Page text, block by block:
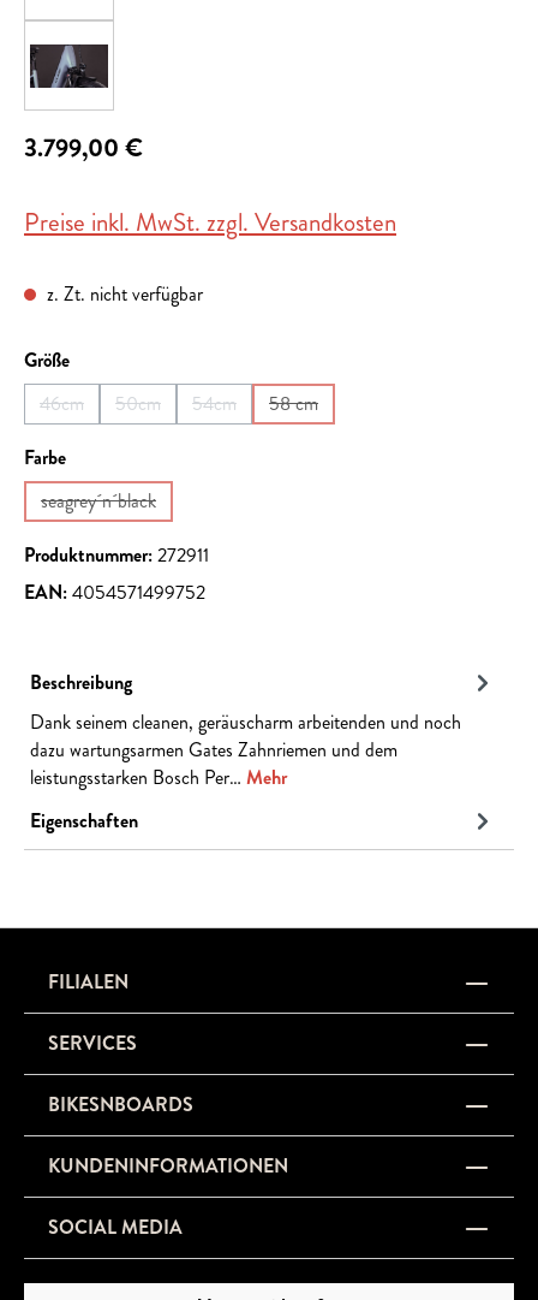
3.799,00 €
Preise inkl. MwSt. zzgl. Versandkosten
z. Zt. nicht verfügbar
Größeauswählen
46cm
(Diese Option ist zurzeit nicht verfügbar.)
50cm
(Diese Option ist zurzeit nicht verfügbar.)
54cm
(Diese Option ist zurzeit nicht verfügbar.)
58 cm
(Diese Option ist zurzeit nicht
Farbeauswählen
seagrey´n´black
(Diese Option ist zurzeit nicht verfügbar.)
Produktnummer:272911
EAN:4054571499752
Beschreibung
Dank seinem cleanen, geräuscharm arbeitenden und noch
dazu wartungsarmen Gates Zahnriemen und dem
leistungsstarken Bosch Per… Mehr
Eigenschaften
FILIALEN
SERVICES
BIKESNBOARDS
KUNDENINFORMATIONEN
SOCIAL MEDIA